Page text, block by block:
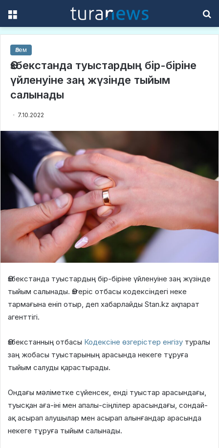
Әлем
Өзбекстанда туыстардың бір-біріне
үйленуіне заң жүзінде тыйым
салынады
7.10.2022
Өзбекстанда туыстардың бір-біріне үйленуіне заң жүзінде
тыйым салынады. Өзгеріс отбасы кодексіндегі неке
тармағына еніп отыр, деп хабарлайды Stan.kz ақпарат
агенттігі.
Өзбекстанның отбасы Кодексіне өзгерістер енгізу туралы
заң жобасы туыстарының арасында некеге тұруға
тыйым салуды қарастырады.
Ондағы мәліметке сүйенсек, енді туыстар арасындағы,
туысқан аға-іні мен апалы-сіңлілер арасындағы, сондай-
ақ асырап алушылар мен асырап алынғандар арасында
некеге тұруға тыйым салынады.